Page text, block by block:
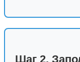
Шаг 2.